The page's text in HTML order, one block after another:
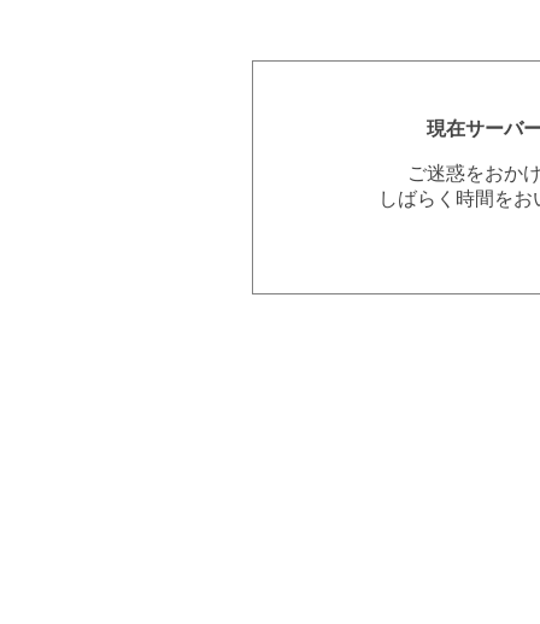
現在サーバ
ご迷惑をおか
しばらく時間を